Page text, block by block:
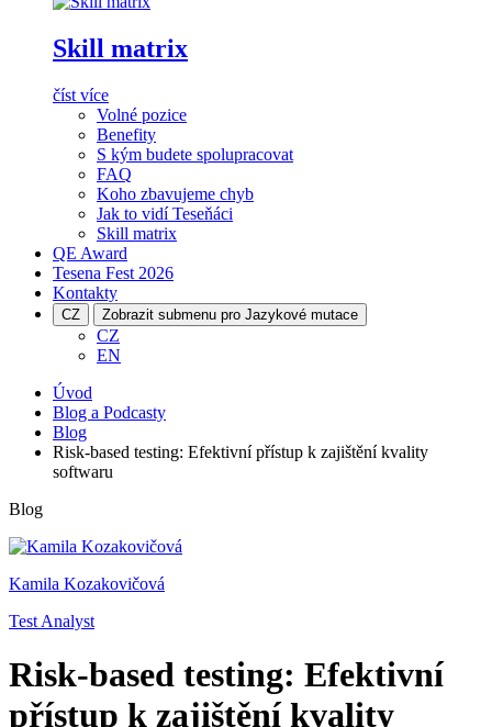
Skill matrix
číst více
Volné pozice
Benefity
S kým budete spolupracovat
FAQ
Koho zbavujeme chyb
Jak to vidí Teseňáci
Skill matrix
QE Award
Tesena Fest 2026
Kontakty
CZ Zobrazit submenu pro Jazykové mutace
CZ
EN
Úvod
Blog a Podcasty
Blog
Risk-based testing: Efektivní přístup k zajištění kvality
softwaru
Blog
Kamila Kozakovičová
Test Analyst
Risk-based testing: Efektivní
přístup k zajištění kvality